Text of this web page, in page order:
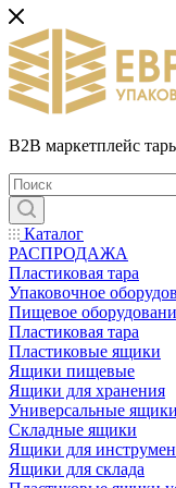
B2B маркетплейс
Каталог
РАСПРОДАЖА
Пластиковая тара
Упаковочное
Пищевое
Пластиковая тара
Пластиковые ящики
Ящики пищевые
Ящики для хранения
Универсальные ящики
Складные ящики
Ящики для
Ящики для склада